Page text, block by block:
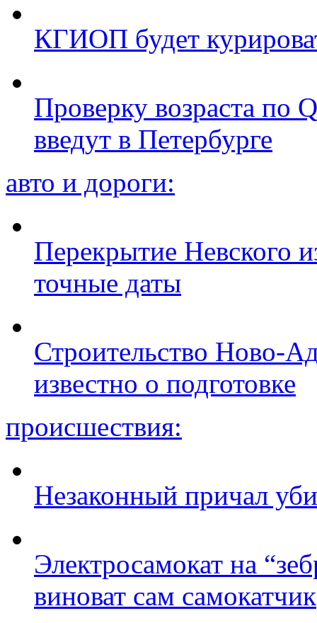
КГИОП будет
Проверку возраста по
введут в Петербурге
авто и дороги:
Перекрытие Невского
точные даты
Строительство Ново-
известно о подготовке
происшествия:
Незаконный причал
Электросамокат на
виноват сам самокатчик